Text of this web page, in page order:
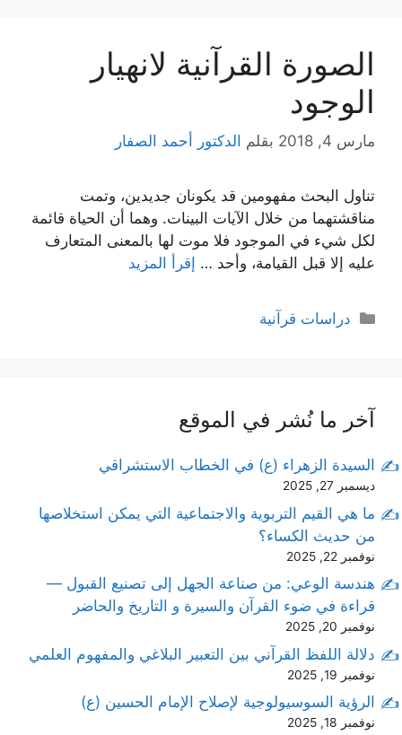
الصورة القرآنية لانهيار
الوجود
مارس 4, 2018 بقلم الدكتور أحمد الصفار
تناول البحث مفهومين قد يكونان جديدين، وتمت
مناقشتهما من خلال الآيات البينات. وهما أن الحياة قائمة
لكل شيء في الموجود فلا موت لها بالمعنى المتعارف
عليه إلا قبل القيامة، وأحد … إقرأ المزيد
التصنيفات
دراسات قرآنية
آخر ما نُشر في الموقع
السيدة الزهراء (ع) في الخطاب الاستشراقي
ديسمبر 27, 2025
ما هي القيم التربوية والاجتماعية التي يمكن استخلاصها
من حديث الكساء؟
نوفمبر 22, 2025
هندسة الوعي: من صناعة الجهل إلى تصنيع القبول —
قراءة في ضوء القرآن والسيرة و التاريخ والحاضر
نوفمبر 20, 2025
دلالة اللفظ القرآني بين التعبير البلاغي والمفهوم العلمي
نوفمبر 19, 2025
الرؤية السوسيولوجية لإصلاح الإمام الحسين (ع)
نوفمبر 18, 2025